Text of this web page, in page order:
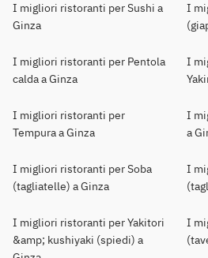
I migliori ristoranti per Sushi a
Ginza
I
I migliori ristoranti per Pentola
calda a Ginza
I
I migliori ristoranti per
Tempura a Ginza
I
a
I migliori ristoranti per Soba
(tagliatelle) a Ginza
I
I migliori ristoranti per Yakitori
&amp; kushiyaki (spiedi) a
I